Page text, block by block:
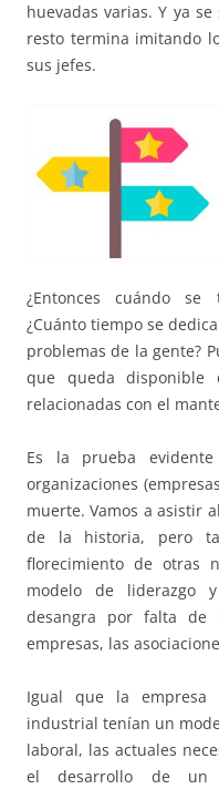
huevadas varias. Y ya
resto termina imitando
sus jefes.
¿Entonces cuándo se
¿Cuánto tiempo se
problemas de la gente?
que queda disponible
relacionadas con el
Es la prueba
organizaciones
muerte. Vamos a asistir
de la historia, pero
florecimiento de otras
modelo de liderazgo
desangra por falta de
empresas, las
Igual que la
industrial tenían un
laboral, las actuales
el desarrollo de un